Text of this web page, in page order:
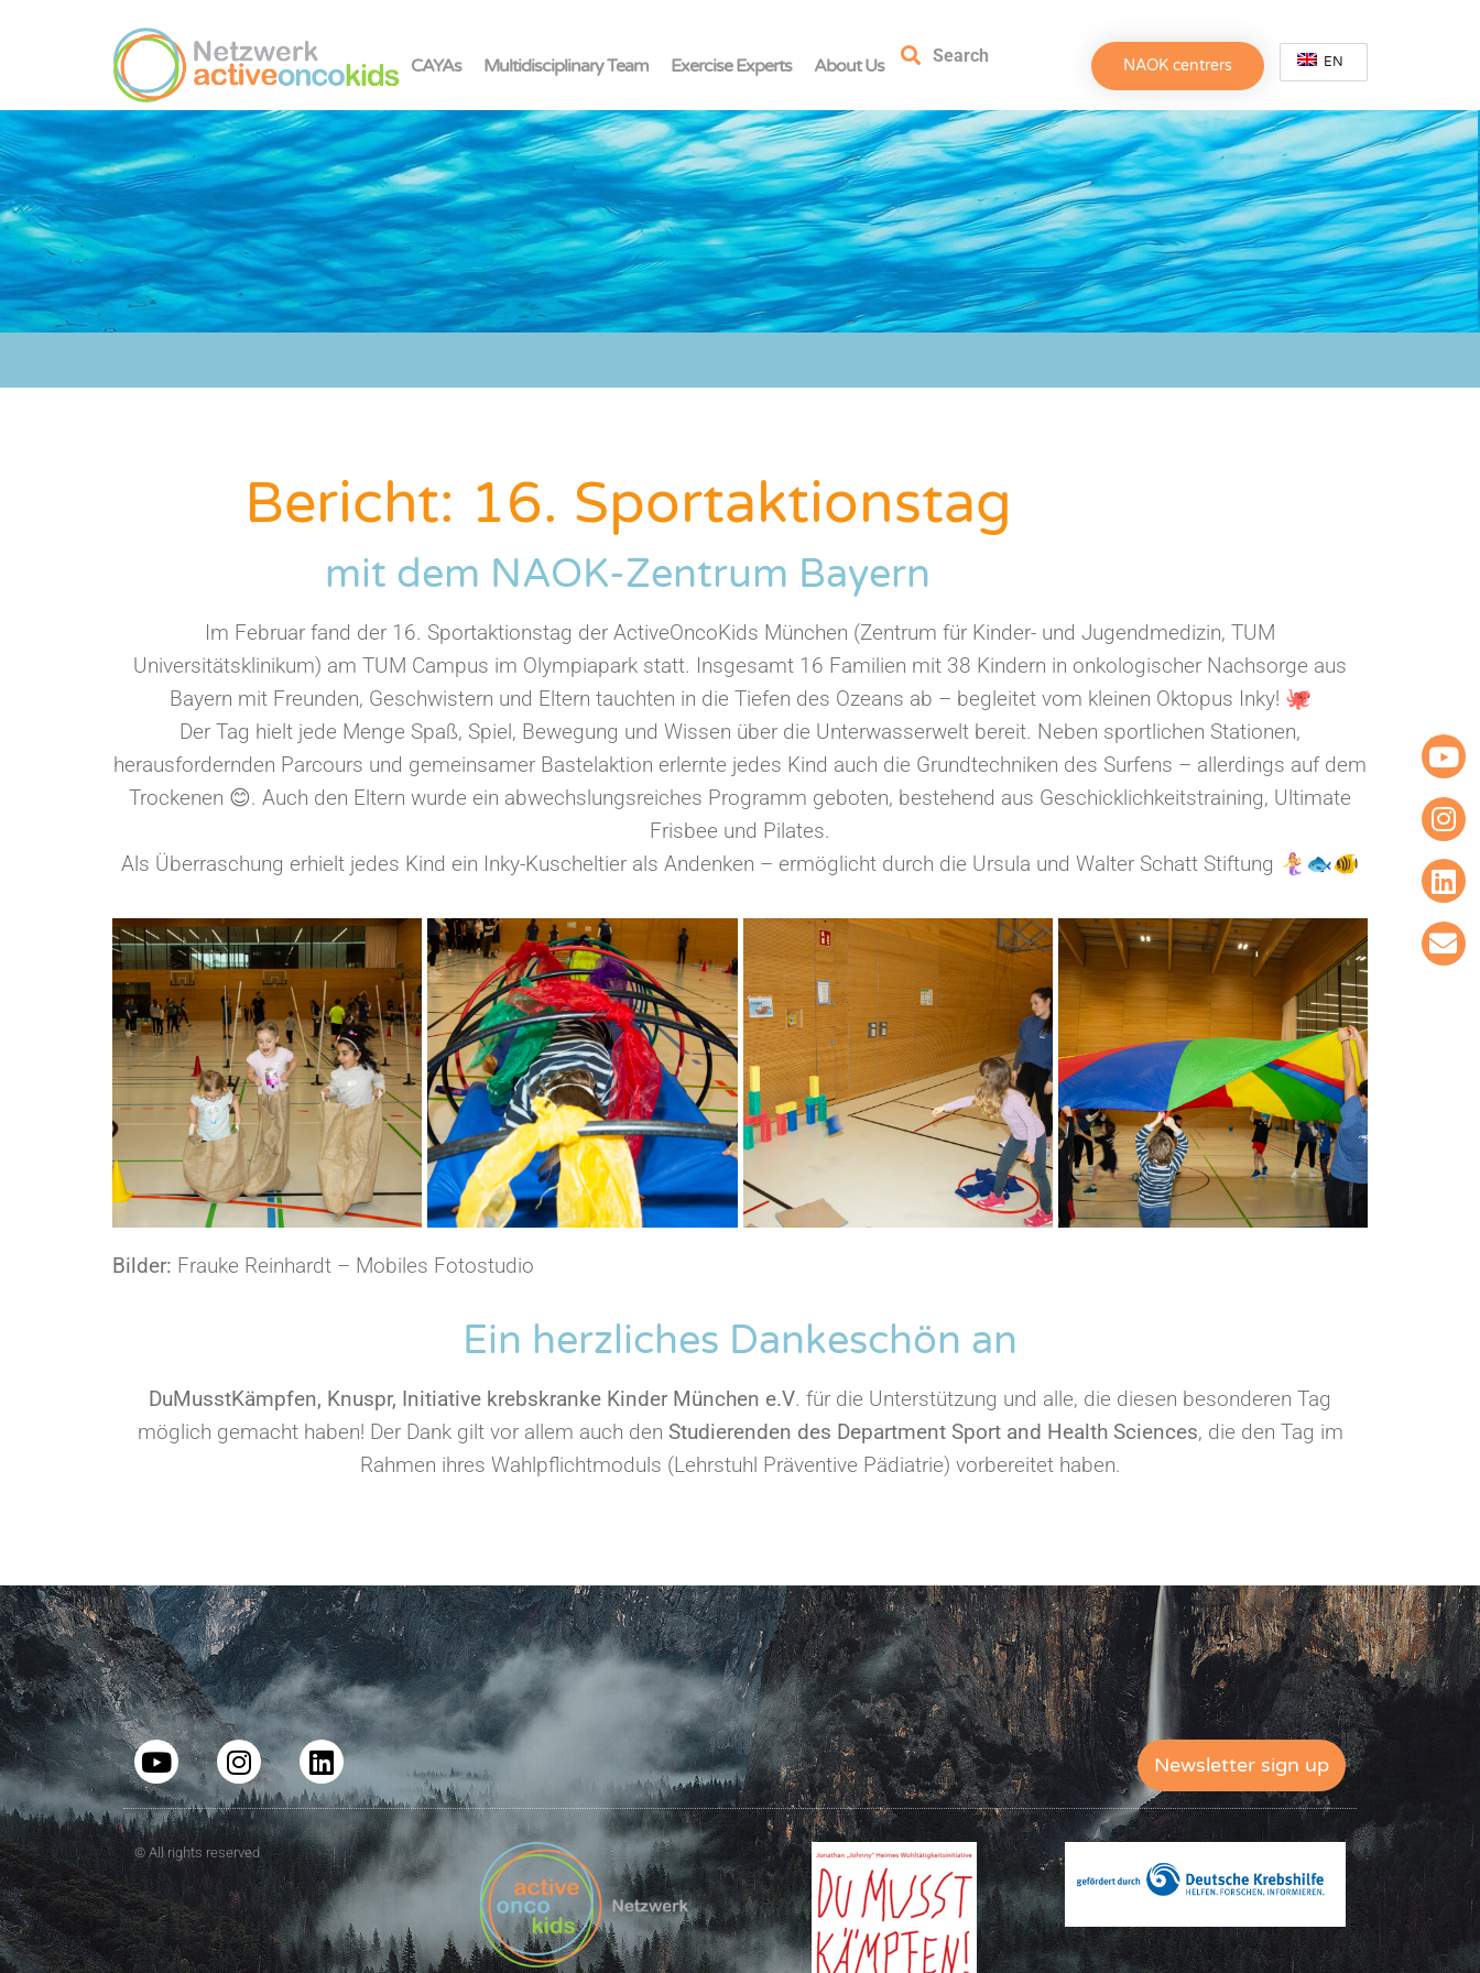
CAYAs Multidisciplinary Team Exercise Experts About Us Search NAOK centrers EN
Bericht: 16. Sportaktionstag
mit dem NAOK-Zentrum Bayern
Im Februar fand der 16. Sportaktionstag der ActiveOncoKids München (Zentrum für Kinder- und Jugendmedizin, TUM
Universitätsklinikum) am TUM Campus im Olympiapark statt. Insgesamt 16 Familien mit 38 Kindern in onkologischer Nachsorge aus
Bayern mit Freunden, Geschwistern und Eltern tauchten in die Tiefen des Ozeans ab – begleitet vom kleinen Oktopus Inky! 🐙
Der Tag hielt jede Menge Spaß, Spiel, Bewegung und Wissen über die Unterwasserwelt bereit. Neben sportlichen Stationen,
herausfordernden Parcours und gemeinsamer Bastelaktion erlernte jedes Kind auch die Grundtechniken des Surfens – allerdings auf dem
Trockenen 😊. Auch den Eltern wurde ein abwechslungsreiches Programm geboten, bestehend aus Geschicklichkeitstraining, Ultimate
Frisbee und Pilates.
Als Überraschung erhielt jedes Kind ein Inky-Kuscheltier als Andenken – ermöglicht durch die Ursula und Walter Schatt Stiftung 🧜‍♀️🐟🐠
Bilder: Frauke Reinhardt – Mobiles Fotostudio
Ein herzliches Dankeschön an
DuMusstKämpfen, Knuspr, Initiative krebskranke Kinder München e.V. für die Unterstützung und alle, die diesen besonderen Tag
möglich gemacht haben! Der Dank gilt vor allem auch den Studierenden des Department Sport and Health Sciences, die den Tag im
Rahmen ihres Wahlpflichtmoduls (Lehrstuhl Präventive Pädiatrie) vorbereitet haben.
Newsletter sign up
© All rights reserved